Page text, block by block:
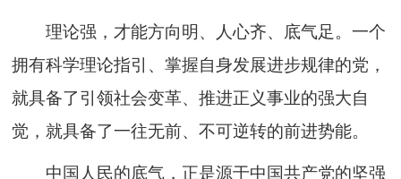
理论强，才能方向明、人心齐、底气足。一个
拥有科学理论指引、掌握自身发展进步规律的党，
就具备了引领社会变革、推进正义事业的强大自
觉，就具备了一往无前、不可逆转的前进势能。
中国人民的底气，正是源于中国共产党的坚强